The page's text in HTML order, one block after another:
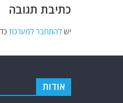
כתיבת תגובה
יש להתחבר למערכת
אודות